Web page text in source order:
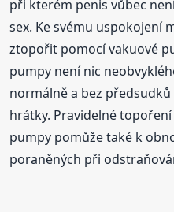
při kterém penis vůbec
sex. Ke svému uspokojení
ztopořit pomocí vakuové
pumpy není nic
normálně a bez
hrátky. Pravidelné
pumpy pomůže také k
poraněných při